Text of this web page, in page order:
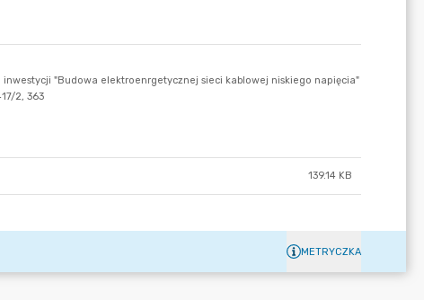
139.14 KB
METRYCZKA